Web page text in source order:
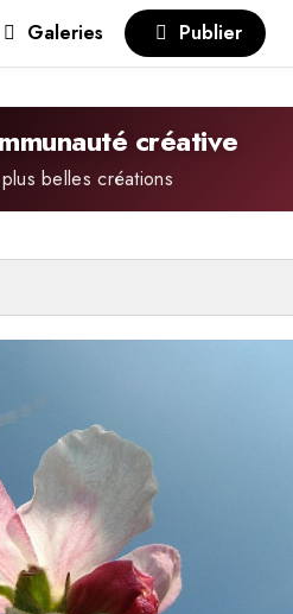
Galeries Publier
créative
belles créations